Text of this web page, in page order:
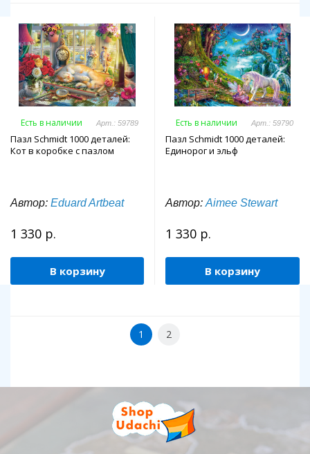
Есть в наличии Арт.: 59789
Пазл Schmidt 1000 деталей:
Кот в коробке с пазлом
Автор: Eduard Artbeat
1 330 р.
В корзину
Есть в наличии Арт.: 59790
Пазл Schmidt 1000 деталей:
Единорог и эльф
Автор: Aimee Stewart
1 330 р.
В корзину
1 2